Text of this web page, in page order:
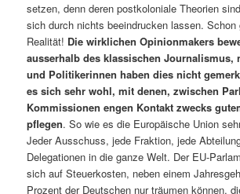
setzen, denn deren postkoloniale Theorien
sich durch nichts beeindrucken lassen. Schon
Realität! Die wirklichen Opinionmakers
ausserhalb des klassischen Journalismus,
und Politikerinnen haben dies nicht
es sich sehr wohl, mit denen, zwischen
Kommissionen engen Kontakt zwecks
pflegen. So wie es die Europäische Union
Jeder Ausschuss, jede Fraktion, jede
Delegationen in die ganze Welt. Der EU-
sich auf Steuerkosten, neben einem
Prozent der Deutschen nur träumen können,